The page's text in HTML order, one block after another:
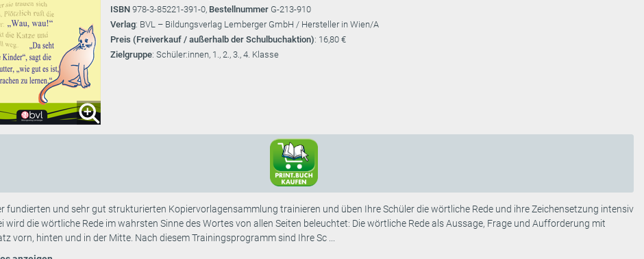
ISBN 978-3-85221-391-0, Bestellnummer G-213-910
Verlag: BVL – Bildungsverlag Lemberger GmbH / Hersteller in Wien/A
Preis (Freiverkauf / außerhalb der Schulbuchaktion): 16,80 €
Zielgruppe: Schüler:innen, 1., 2., 3., 4. Klasse
fundierten und sehr gut strukturierten Kopiervorlagensammlung trainieren und üben Ihre Schüler die wörtliche Rede und ihre Zeichensetzung intensiv
wird die wörtliche Rede im wahrsten Sinne des Wortes von allen Seiten beleuchtet: Die wörtliche Rede als Aussage, Frage und Aufforderung mit
vorn, hinten und in der Mitte. Nach diesem Trainingsprogramm sind Ihre Sc ...